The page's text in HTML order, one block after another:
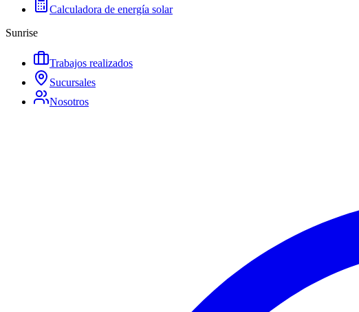
Calculadora de energía solar
Sunrise
Trabajos realizados
Sucursales
Nosotros